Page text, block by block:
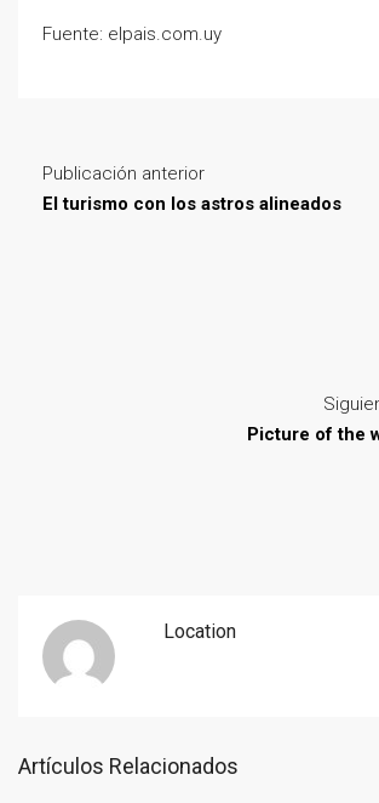
Fuente: elpais.com.uy
Publicación anterior
El turismo con los astros alineados
Picture of the
Location
Artículos Relacionados